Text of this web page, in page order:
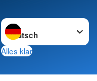
Sprache wechseln zu
Alles klar